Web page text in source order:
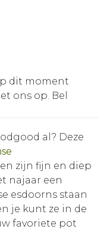
dit moment
ons op. Bel
al? Deze
zijn fijn en diep
najaar een
esdoorns staan
je kunt ze in de
favoriete pot